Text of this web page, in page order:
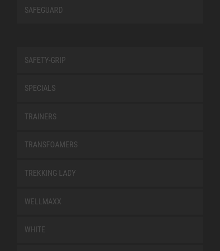
SAFEGUARD
SAFETY-GRIP
SPECIALS
TRAINERS
TRANSFOAMERS
TREKKING LADY
WELLMAXX
WHITE